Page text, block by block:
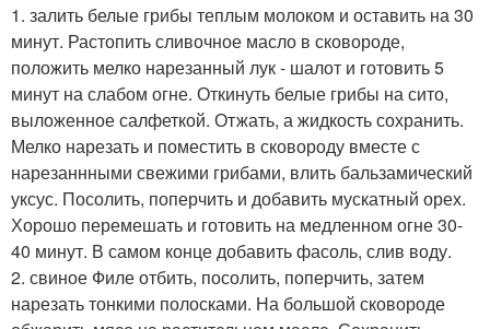
1. залить белые грибы теплым молоком и оставить на 30
минут. Растопить сливочное масло в сковороде,
положить мелко нарезанный лук - шалот и готовить 5
минут на слабом огне. Откинуть белые грибы на сито,
выложенное салфеткой. Отжать, а жидкость сохранить.
Мелко нарезать и поместить в сковороду вместе с
нарезаннными свежими грибами, влить бальзамический
уксус. Посолить, поперчить и добавить мускатный орех.
Хорошо перемешать и готовить на медленном огне 30-
40 минут. В самом конце добавить фасоль, слив воду.
2. свиное Филе отбить, посолить, поперчить, затем
нарезать тонкими полосками. На большой сковороде